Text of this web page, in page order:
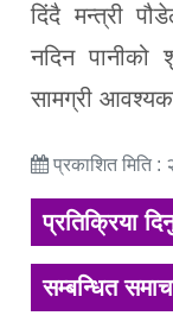
दिंदै मन्त्री
नदिन पानीको
सामग्री
प्रकाशित मिति :
प्रतिक्रिया
सम्बन्धित